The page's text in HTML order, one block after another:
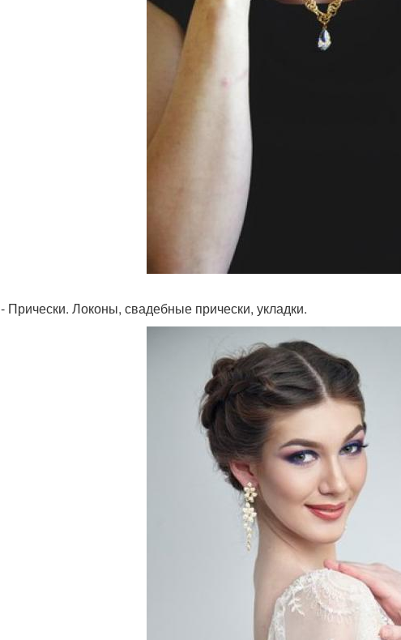
- Прически. Локоны, свадебные прически, укладки.